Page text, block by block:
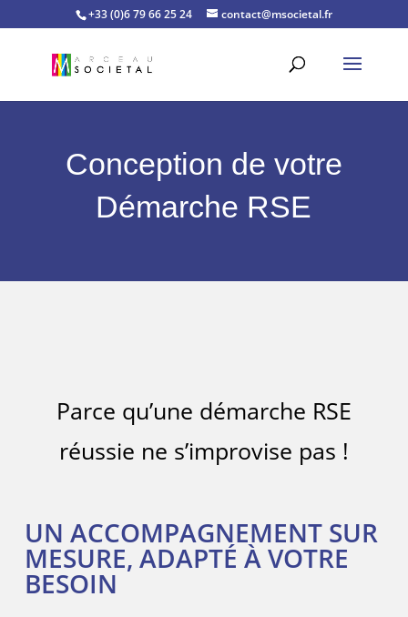
+33 (0)6 79 66 25 24 contact@msocietal.fr
Conception de votre
Démarche RSE
Parce qu’une démarche RSE
réussie ne s’improvise pas !
UN ACCOMPAGNEMENT SUR
MESURE, ADAPTÉ À VOTRE
BESOIN